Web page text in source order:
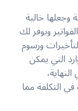
وجعلها خالية
ويوفر لك
ورسوم
التي يمكن
التكلفة مما